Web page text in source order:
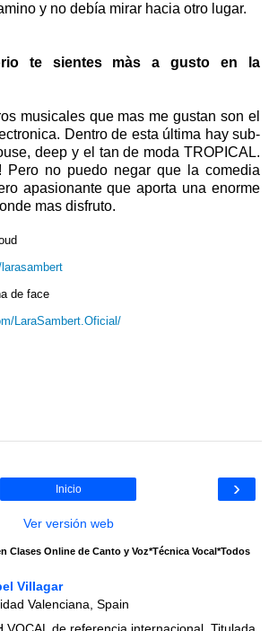
y no debía mirar hacia otro lugar.
te sientes màs a gusto en la
musicales que mas me gustan son el
Dentro de esta última hay sub-
deep y el tan de moda TROPICAL.
Pero no puedo negar que la comedia
apasionante que aporta una enorme
mas disfruto.
de face
LaraSambert.Oficial/
›
Inicio
Ver versión web
Clases Online de Canto y Voz*Técnica Vocal*Todos
Villagar
Valenciana, Spain